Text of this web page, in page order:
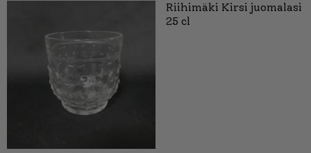
Riihimäki Kirsi juomalasi
25 cl